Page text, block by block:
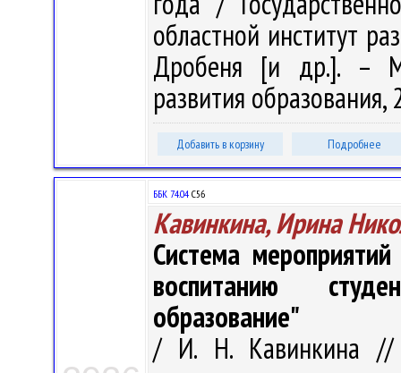
областной институт
Дробеня [и др.]. –
развития
Добавить в корзину Подробнее
ББК 74.04 С56
Кавинкина, Ирина
Система
воспитанию
образование"
/ И. Н. Кавинкина //